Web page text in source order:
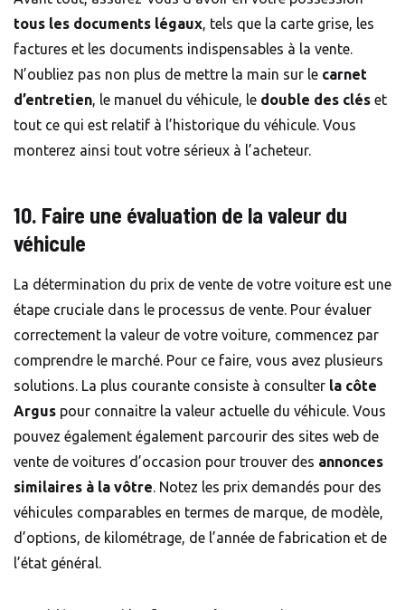
tous les documents légaux, tels que la carte grise, les
factures et les documents indispensables à la vente.
N’oubliez pas non plus de mettre la main sur le carnet
d’entretien, le manuel du véhicule, le double des clés et
tout ce qui est relatif à l’historique du véhicule. Vous
monterez ainsi tout votre sérieux à l’acheteur.
10. Faire une évaluation de la valeur du
véhicule
La détermination du prix de vente de votre voiture est une
étape cruciale dans le processus de vente. Pour évaluer
correctement la valeur de votre voiture, commencez par
comprendre le marché. Pour ce faire, vous avez plusieurs
solutions. La plus courante consiste à consulter la côte
Argus pour connaitre la valeur actuelle du véhicule. Vous
pouvez également également parcourir des sites web de
vente de voitures d’occasion pour trouver des annonces
similaires à la vôtre. Notez les prix demandés pour des
véhicules comparables en termes de marque, de modèle,
d’options, de kilométrage, de l’année de fabrication et de
l’état général.